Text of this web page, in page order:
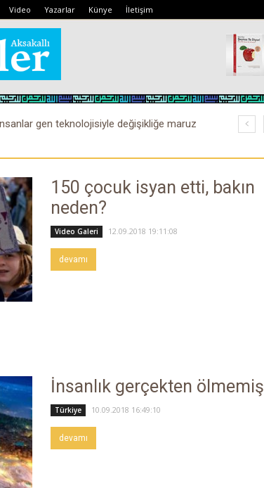
Video Yazarlar Künye İletişim
gen teknolojisiyle değişikliğe maruz
ve kobay!
150 çocuk isyan etti, bakın
neden?
Video Galeri 12.09.2018 19:11:08
devamı
İnsanlık gerçekten ölmemiş
Türkiye 10.09.2018 16:49:10
devamı